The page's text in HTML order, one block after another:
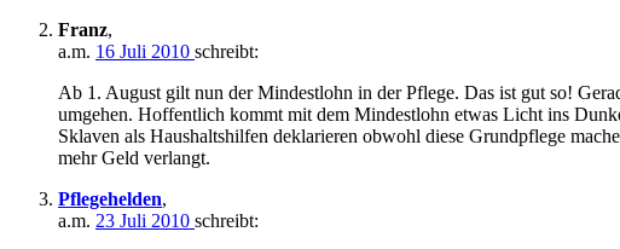
Franz,
a.m. 16 Juli 2010 schreibt:
Ab 1. August gilt nun der Mindestlohn in der Pflege. Das ist gut so!
umgehen. Hoffentlich kommt mit dem Mindestlohn etwas Licht ins
Sklaven als Haushaltshilfen deklarieren obwohl diese Grundpflege
mehr Geld verlangt.
Pflegehelden,
a.m. 23 Juli 2010 schreibt: